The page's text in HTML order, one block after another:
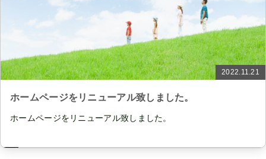
2022.11.21
ホームページをリニューアル致しました。
ホームページをリニューアル致しました。